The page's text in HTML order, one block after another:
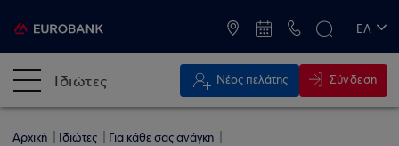
ΕΛ
Ιδιώτες Νέος πελάτης Σύνδεση
Αρχική Ιδιώτες
Για κάθε σας ανάγκη